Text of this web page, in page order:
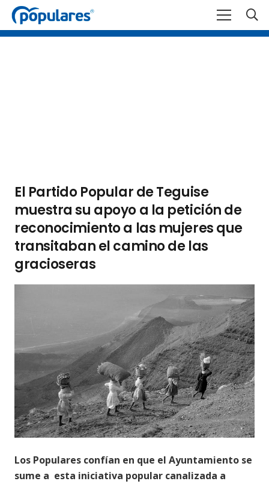
El Partido Popular de Teguise
muestra su apoyo a la petición de
reconocimiento a las mujeres que
transitaban el camino de las
gracioseras
Los Populares confían en que el Ayuntamiento se
sume a esta iniciativa popular canalizada a